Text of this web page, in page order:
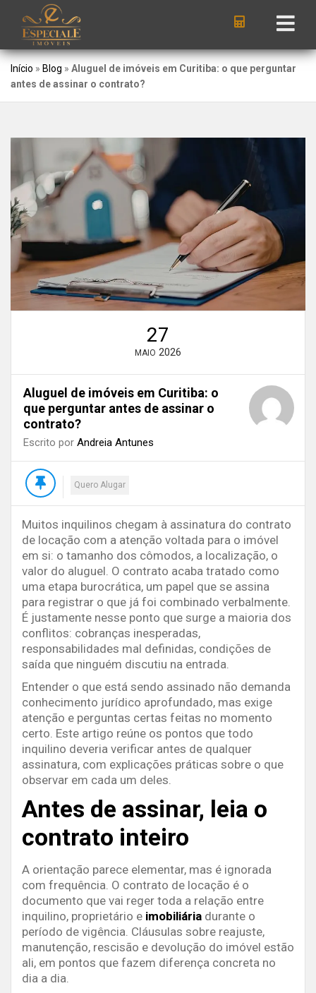
Início » Blog » Aluguel de imóveis em Curitiba: o que perguntar
antes de assinar o contrato?
27
MAIO 2026
Aluguel de imóveis em Curitiba: o
que perguntar antes de assinar o
contrato?
Escrito por Andreia Antunes
Quero Alugar
Muitos inquilinos chegam à assinatura do contrato
de locação com a atenção voltada para o imóvel
em si: o tamanho dos cômodos, a localização, o
valor do aluguel. O contrato acaba tratado como
uma etapa burocrática, um papel que se assina
para registrar o que já foi combinado verbalmente.
É justamente nesse ponto que surge a maioria dos
conflitos: cobranças inesperadas,
responsabilidades mal definidas, condições de
saída que ninguém discutiu na entrada.
Entender o que está sendo assinado não demanda
conhecimento jurídico aprofundado, mas exige
atenção e perguntas certas feitas no momento
certo. Este artigo reúne os pontos que todo
inquilino deveria verificar antes de qualquer
assinatura, com explicações práticas sobre o que
observar em cada um deles.
Antes de assinar, leia o
contrato inteiro
A orientação parece elementar, mas é ignorada
com frequência. O contrato de locação é o
documento que vai reger toda a relação entre
inquilino, proprietário e imobiliária durante o
período de vigência. Cláusulas sobre reajuste,
manutenção, rescisão e devolução do imóvel estão
ali, em pontos que fazem diferença concreta no
dia a dia.